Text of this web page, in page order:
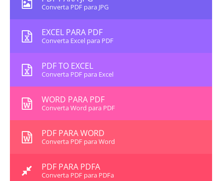
Converta PDF para JPG
EXCEL PARA PDF
Converta Excel para PDF
PDF TO EXCEL
Converta PDF para Excel
WORD PARA PDF
Converta Word para PDF
PDF PARA WORD
Converta PDF para Word
PDF PARA PDFA
Converta PDF para PDFa